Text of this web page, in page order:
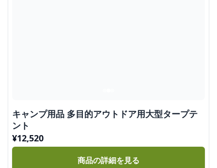
キャンプ用品 多目的アウトドア用大型タープテ
ント
¥12,520
商品の詳細を見る